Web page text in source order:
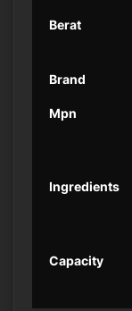
Berat
Brand
Mpn
Ingredients
Capacity